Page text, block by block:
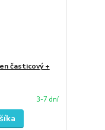
časticový +
3-7 dní